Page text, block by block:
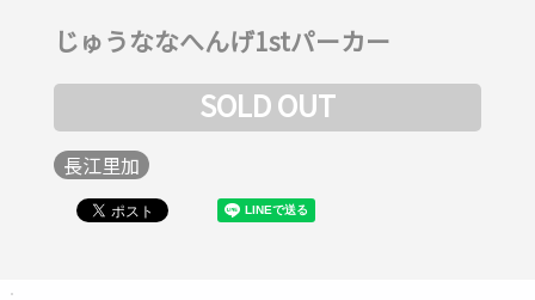
じゅうななへんげ1stパーカー
SOLD OUT
長江里加